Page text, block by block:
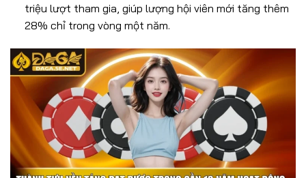
triệu lượt tham gia, giúp lượng hội viên mới tăng thêm
28% chỉ trong vòng một năm.